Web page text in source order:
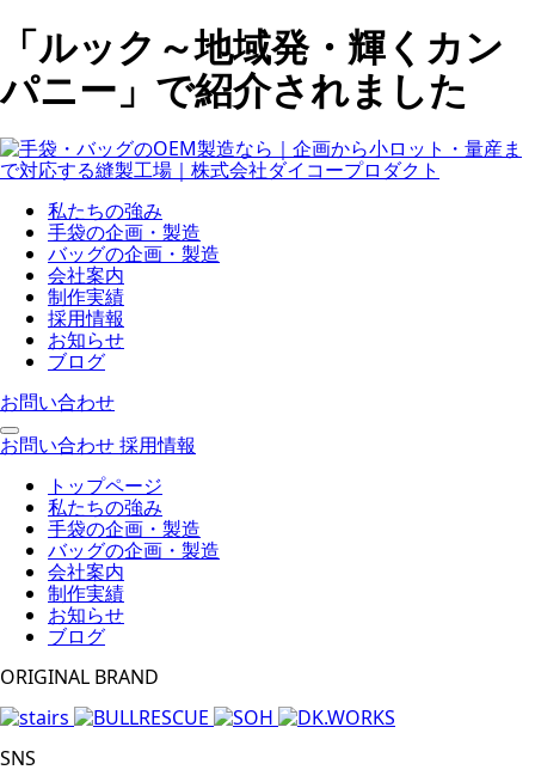
「ルック～地域発・輝くカン
パニー」で紹介されました
私たちの強み
手袋の企画・製造
バッグの企画・製造
会社案内
制作実績
採用情報
お知らせ
ブログ
お問い合わせ
お問い合わせ採用情報
トップページ
私たちの強み
手袋の企画・製造
バッグの企画・製造
会社案内
制作実績
お知らせ
ブログ
ORIGINAL BRAND
SNS